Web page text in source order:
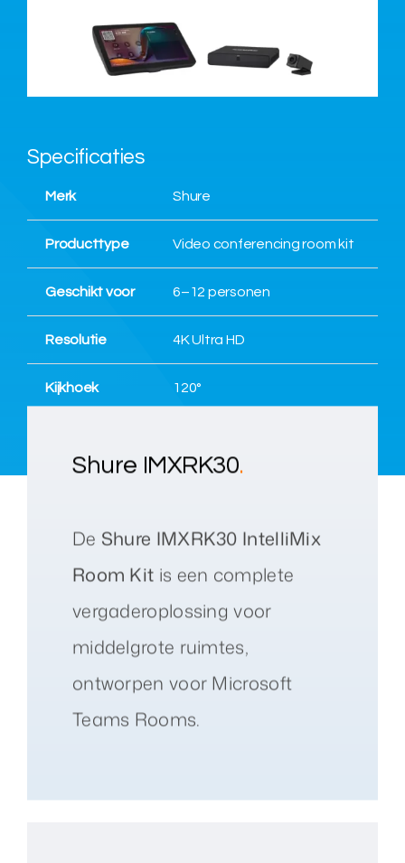
Specificaties
Merk Shure
Producttype Video conferencing room kit
Geschikt voor 6–12 personen
Resolutie 4K Ultra HD
Kijkhoek 120°
Shure IMXRK30.
De Shure IMXRK30 IntelliMix
Room Kit is een complete
vergaderoplossing voor
middelgrote ruimtes,
ontworpen voor Microsoft
Teams Rooms.